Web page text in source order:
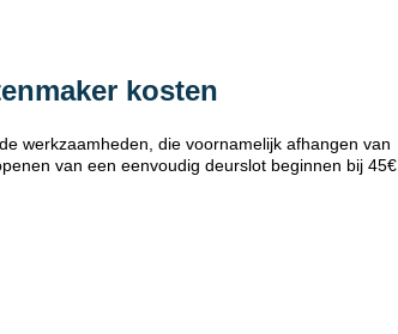
kosten
werkzaamheden, die voornamelijk afhangen van
van een eenvoudig deurslot beginnen bij 45€.